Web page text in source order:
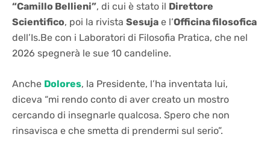
“Camillo Bellieni”, di cui è stato il Direttore
Scientifico, poi la rivista Sesuja e l’Officina filosofica
dell’Is.Be con i Laboratori di Filosofia Pratica, che nel
2026 spegnerà le sue 10 candeline.
Anche Dolores, la Presidente, l’ha inventata lui,
diceva “mi rendo conto di aver creato un mostro
cercando di insegnarle qualcosa. Spero che non
rinsavisca e che smetta di prendermi sul serio”.